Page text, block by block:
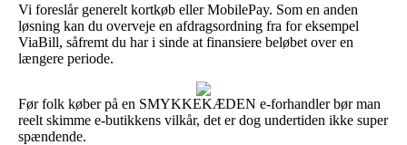
Vi foreslår generelt kortkøb eller MobilePay. Som en anden
løsning kan du overveje en afdragsordning fra for eksempel
ViaBill, såfremt du har i sinde at finansiere beløbet over en
længere periode.
Før folk køber på en SMYKKEKÆDEN e-forhandler bør man
reelt skimme e-butikkens vilkår, det er dog undertiden ikke super
spændende.